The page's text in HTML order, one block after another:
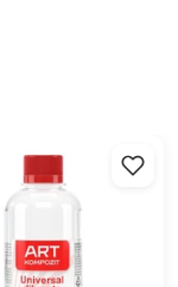
i otapalo